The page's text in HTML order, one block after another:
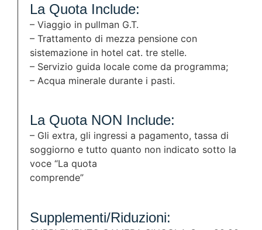
La Quota Include:
– Viaggio in pullman G.T.
– Trattamento di mezza pensione con
sistemazione in hotel cat. tre stelle.
– Servizio guida locale come da programma;
– Acqua minerale durante i pasti.
La Quota NON Include:
– Gli extra, gli ingressi a pagamento, tassa di
soggiorno e tutto quanto non indicato sotto la
voce “La quota
comprende”
Supplementi/Riduzioni: